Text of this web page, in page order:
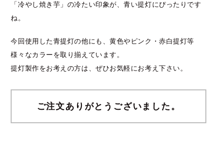
「冷やし焼き芋」の冷たい印象が、青い提灯にぴったりです
ね。
今回使用した青提灯の他にも、黄色やピンク・赤白提灯等
様々なカラーを取り揃えています。
提灯製作をお考えの方は、ぜひお気軽にお考え下さい。
ご注文ありがとうございました。